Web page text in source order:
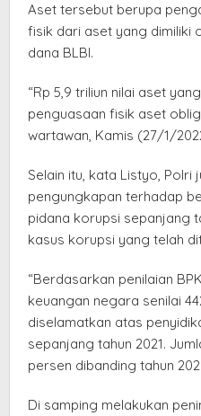
Aset tersebut berupa
fisik dari aset yang dimiliki
dana BLBI.
“Rp 5,9 triliun nilai aset
penguasaan fisik aset
wartawan, Kamis (27/1/
Selain itu, kata Listyo, Polri
pengungkapan terhadap
pidana korupsi sepanjang
kasus korupsi yang telah
“Berdasarkan penilaian
keuangan negara senilai
diselamatkan atas
sepanjang tahun 2021.
persen dibanding tahun
Di samping melakukan